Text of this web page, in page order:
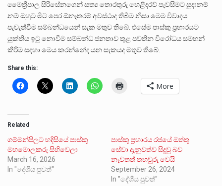
මෛත්‍රීපාල සිරිසේනගෙන් සත්‍ය තොරතුරු හෙළිදරව් පැවසීමට සූදානම්
නම් ඔහුට මීට පෙර ඕනෑතරම් අවස්ථාද තිබීම නිසා මෙම විවාදය
පැවැත්වීම සම්බන්ධයෙන් සැක මතුව තිබේ. එසේම පාස්කු ප්‍රහාරයට
යුක්තිය ඉටු නොවීම සම්බන්ධ ජනතාව තුළ පවතින විරෝධය සමහන්
කිරීම සඳහා මෙය කරන්නේද යන සැකයද මතුව තිබේ.
Share this:
More
Related
ගම්මන්පිලට හදිසියේ පාස්කු
මහමොලකරු සිහිවෙලා
March 16, 2026
In "දේශීය පුවත්"
පාස්කු ප්‍රහාරය රජයේ ඔත්තු
සේවා දැනුවත්ව සිදුවූ බව
නැවතත් තහවුරු වෙයි
September 26, 2024
In "දේශීය පුවත්"